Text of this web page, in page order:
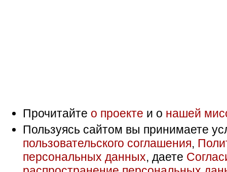
Прочитайте о проекте и о нашей
Пользуясь сайтом вы принимаете
пользовательского соглашения,
персональных данных, даете